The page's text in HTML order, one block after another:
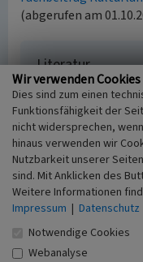
(abgerufen am
Literatur
(2016)
Regionalplan
Haus Lerbach,
378)
Wir verwenden Cookies
Dies sind zum einen
Funktionsfähigkeit der
nicht widersprechen,
hinaus verwenden wir
Nutzbarkeit unserer
sind. Mit Anklicken des
Weitere Informationen
Impressum | Datenschutz
Notwendige Cookies
Webanalyse